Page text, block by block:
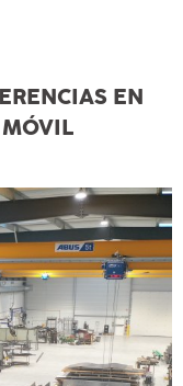
EN
MÓVIL